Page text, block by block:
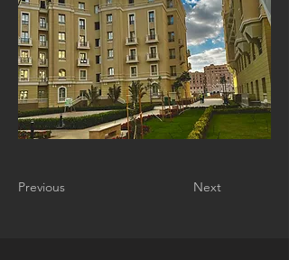
Previous Next